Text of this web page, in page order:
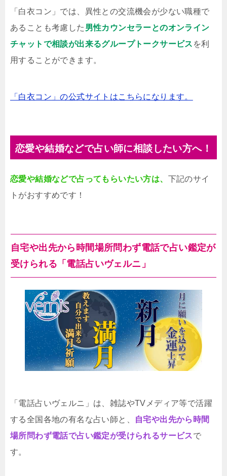
「白衣コン」では、異性との交流機会が少ない職種で
あることも考慮した 男性カウンセラーとのオンライン
チャットで相談が出来るグループトークサービス を利
用することができます。
「白衣コン」の公式サイトはこちらになります。
恋愛や結婚などで占い師に相談したい方へ！
恋愛や結婚などで占ってもらいたい方は、 下記のサイ
トがおすすめです！
自宅や出先から時間場所問わず電話で占い鑑定が
受けられる「電話占いヴェルニ」
「電話占いヴェルニ」は、雑誌やTVメディア等で活躍
する全国各地の有名な占い師と、
自宅や出先から時間
場所問わず電話で占い鑑定が受けられるサービスで
す。